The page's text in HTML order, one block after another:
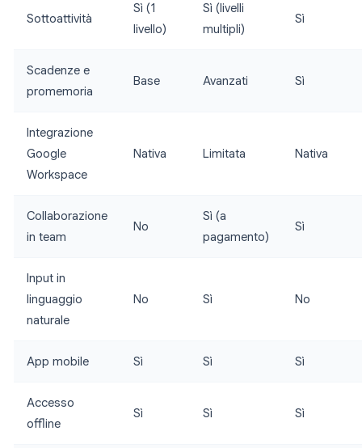
Sottoattività
Sì (1
livello)
Sì (livelli
multipli)
Sì
Scadenze e
promemoria
Base Avanzati Sì
Integrazione
Google
Workspace
Nativa Limitata Nativa
Collaborazione
in team
No
Sì (a
pagamento)
Sì
Input in
linguaggio
naturale
No Sì No
App mobile Sì Sì Sì
Accesso
offline
Sì Sì Sì